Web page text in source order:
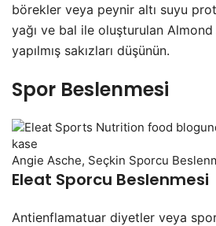
börekler veya peynir altı suyu
yağı ve bal ile oluşturulan
yapılmış sakızları düşünün.
Spor Beslenmesi
Angie Asche, Seçkin Sporcu
Eleat Sporcu Beslenmesi
Antienflamatuar diyetler veya